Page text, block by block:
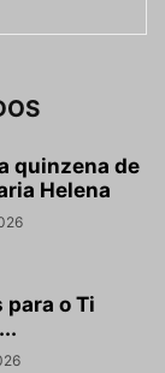
quinzena de
Helena
para o Ti